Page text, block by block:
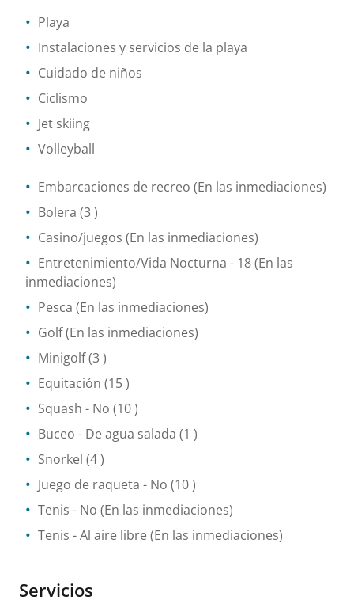
Playa
Instalaciones y servicios de la playa
Cuidado de niños
Ciclismo
Jet skiing
Volleyball
Embarcaciones de recreo (En las inmediaciones)
Bolera (3 )
Casino/juegos (En las inmediaciones)
Entretenimiento/Vida Nocturna - 18(En las
inmediaciones)
Pesca (En las inmediaciones)
Golf(En las inmediaciones)
Minigolf(3 )
Equitación (15 )
Squash - No (10 )
Buceo - De agua salada (1 )
Snorkel (4 )
Juego de raqueta - No (10 )
Tenis - No (En las inmediaciones)
Tenis - Al aire libre (En las inmediaciones)
Servicios